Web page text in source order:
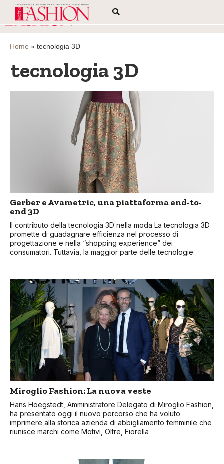
Home » tecnologia 3D
tecnologia 3D
Gerber e Avametric, una piattaforma end-to-
end 3D
Il contributo della tecnologia 3D nella moda La tecnologia 3D
promette di guadagnare efficienza nel processo di
progettazione e nella “shopping experience” dei
consumatori. Tuttavia, la maggior parte delle tecnologie
Miroglio Fashion: La nuova veste
Hans Hoegstedt, Amministratore Delegato di Miroglio Fashion,
ha presentato oggi il nuovo percorso che ha voluto
imprimere alla storica azienda di abbigliamento femminile che
riunisce marchi come Motivi, Oltre, Fiorella